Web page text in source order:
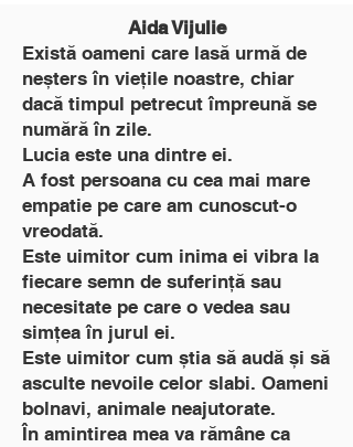
Aida Vijulie
Există oameni care lasă urmă de
neșters în viețile noastre, chiar
dacă timpul petrecut împreună se
numără în zile.
Lucia este una dintre ei.
A fost persoana cu cea mai mare
empatie pe care am cunoscut-o
vreodată.
Este uimitor cum inima ei vibra la
fiecare semn de suferință sau
necesitate pe care o vedea sau
simțea în jurul ei.
Este uimitor cum știa să audă și să
asculte nevoile celor slabi. Oameni
bolnavi, animale neajutorate.
În amintirea mea va rămâne ca